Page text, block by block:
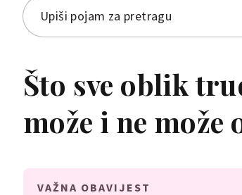
Što sve oblik
može i ne
VAŽNA OBAVIJEST